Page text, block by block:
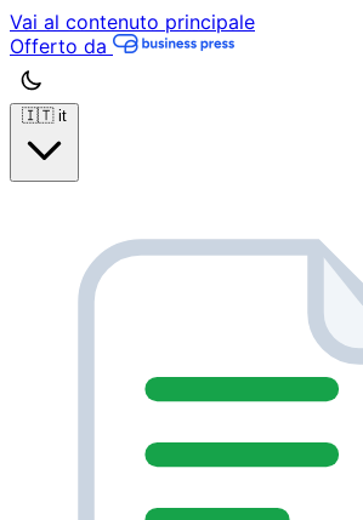
Vai al contenuto principale
Offerto da
🇮🇹 it